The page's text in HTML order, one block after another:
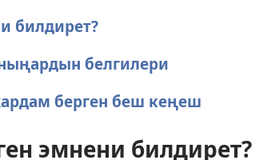
билдирет?
белгилери
берген беш кеңеш
эмнени билдирет?